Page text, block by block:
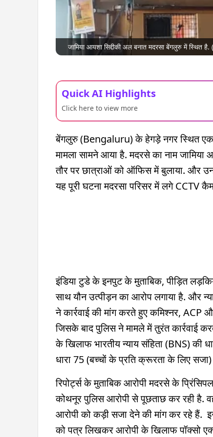
जामिया आयशा सिद्दीकी अल बनात मदरसा बेंगलुरु में स्थित है.
Quick AI Highlights
Click here to view more
बेंगलुरु (Bengaluru) के हेगड़े नगर स्थित एक
मामला सामने आया है. मदरसे का नाम
तौर पर छात्राओं को ऑफिस में बुलाया. और
यह पूरी घटना मदरसा परिसर में लगे CCTV
इंडिया टुडे के इनपुट के मुताबिक, पीड़ित
साथ यौन उत्पीड़न का आरोप लगाया है. और
ने कार्रवाई की मांग करते हुए कमिश्नर,
जिसके बाद पुलिस ने मामले में तुरंत कार्रवाई
के खिलाफ भारतीय न्याय संहिता (BNS)
धारा 75 (बच्चों के प्रति क्रूरता के लिए
रिपोर्ट्स के मुताबिक आरोपी मदरसे के
कोथनूर पुलिस आरोपी से पूछताछ कर रही है.
आरोपी को कड़ी सजा देने की मांग कर रहे हैं.
को पत्र लिखकर आरोपी के खिलाफ पॉक्सो